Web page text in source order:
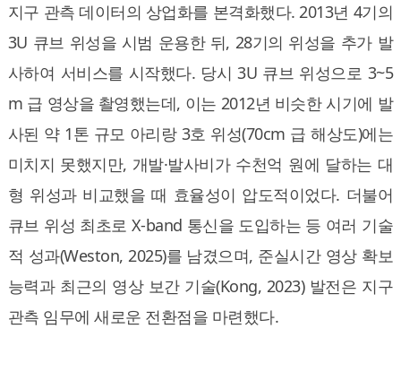
지구 관측 데이터의 상업화를 본격화했다. 2013년 4기의
3U 큐브 위성을 시범 운용한 뒤, 28기의 위성을 추가 발
사하여 서비스를 시작했다. 당시 3U 큐브 위성으로 3~5
m 급 영상을 촬영했는데, 이는 2012년 비슷한 시기에 발
사된 약 1톤 규모 아리랑 3호 위성(70cm 급 해상도)에는
미치지 못했지만, 개발·발사비가 수천억 원에 달하는 대
형 위성과 비교했을 때 효율성이 압도적이었다. 더불어
큐브 위성 최초로 X-band 통신을 도입하는 등 여러 기술
적 성과(Weston, 2025)를 남겼으며, 준실시간 영상 확보
능력과 최근의 영상 보간 기술(Kong, 2023) 발전은 지구
관측 임무에 새로운 전환점을 마련했다.